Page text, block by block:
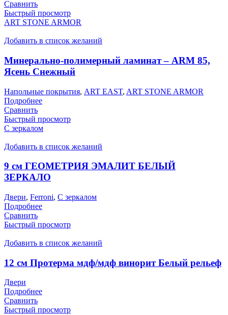
Сравнить
Быстрый просмотр
ART STONE ARMOR
Добавить в список желаний
Минерально-полимерный ламинат – ARM 85,
Ясень Снежный
Напольные покрытия, ART EAST, ART STONE ARMOR
Подробнее
Сравнить
Быстрый просмотр
С зеркалом
Добавить в список желаний
9 см ГЕОМЕТРИЯ ЭМАЛИТ БЕЛЫЙ
ЗЕРКАЛО
Двери, Ferroni, С зеркалом
Подробнее
Сравнить
Быстрый просмотр
Добавить в список желаний
12 см Протерма мдф/мдф винорит Белый рельеф
Двери
Подробнее
Сравнить
Быстрый просмотр